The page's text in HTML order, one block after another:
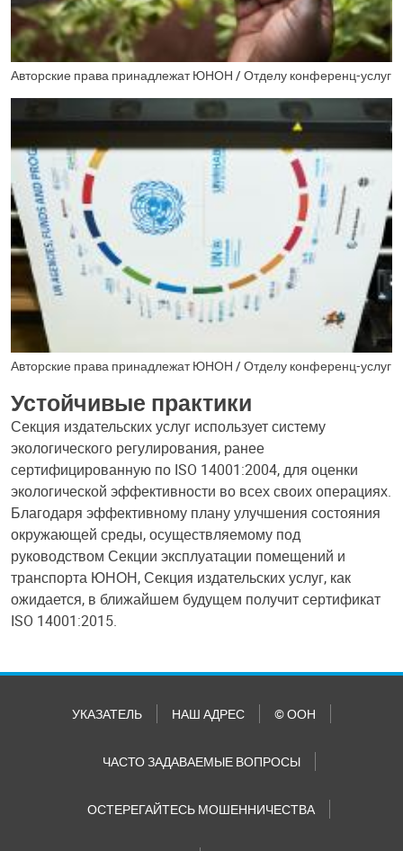
Авторские права принадлежат ЮНОН / Отделу конференц-услуг
Авторские права принадлежат ЮНОН / Отделу конференц-услуг
Устойчивые практики
Секция издательских услуг использует систему
экологического регулирования, ранее
сертифицированную по ISO 14001:2004, для оценки
экологической эффективности во всех своих операциях.
Благодаря эффективному плану улучшения состояния
окружающей среды, осуществляемому под
руководством Секции эксплуатации помещений и
транспорта ЮНОН, Секция издательских услуг, как
ожидается, в ближайшем будущем получит сертификат
ISO 14001:2015.
УКАЗАТЕЛЬ НАШ АДРЕС © ООН
ЧАСТО ЗАДАВАЕМЫЕ ВОПРОСЫ
ОСТЕРЕГАЙТЕСЬ МОШЕННИЧЕСТВА